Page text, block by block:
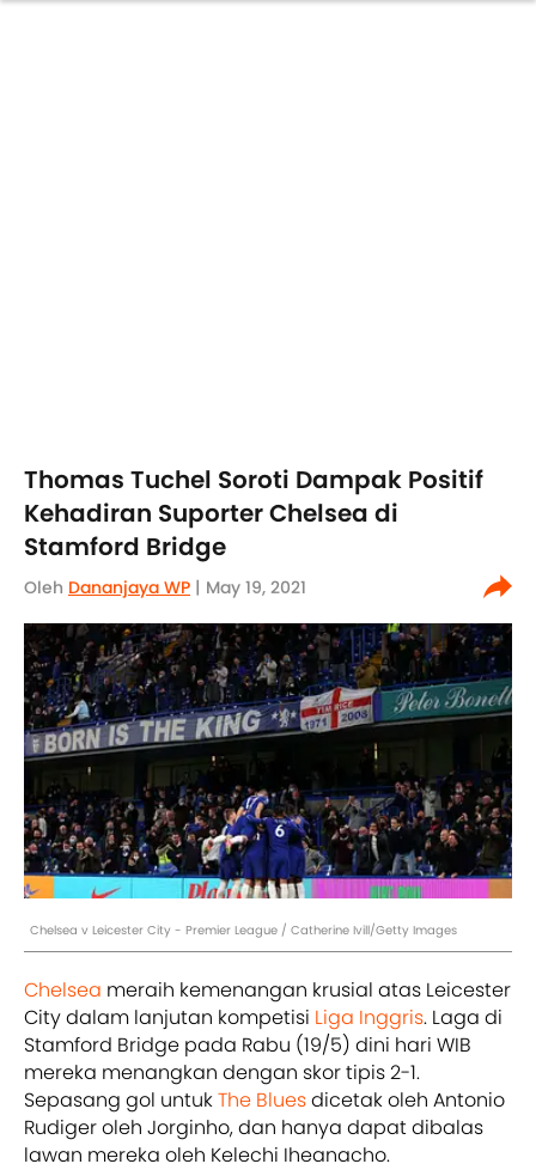
Thomas Tuchel Soroti Dampak Positif
Kehadiran Suporter Chelsea di
Stamford Bridge
Oleh Dananjaya WP | May 19, 2021
Chelsea v Leicester City - Premier League / Catherine Ivill/Getty Images
Chelsea meraih kemenangan krusial atas Leicester
City dalam lanjutan kompetisi Liga Inggris. Laga di
Stamford Bridge pada Rabu (19/5) dini hari WIB
mereka menangkan dengan skor tipis 2-1.
Sepasang gol untukThe Bluesdicetak oleh Antonio
Rudiger oleh Jorginho, dan hanya dapat dibalas
lawan mereka oleh Kelechi Iheanacho.